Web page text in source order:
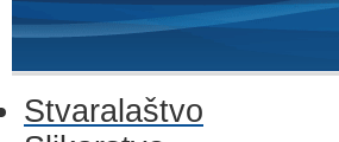
Stvaralaštvo